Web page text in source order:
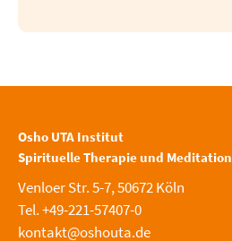
Osho UTA Institut
Spirituelle Therapie und Meditation
Venloer Str. 5-7, 50672 Köln
Tel. +49-221-57407-0
kontakt@oshouta.de